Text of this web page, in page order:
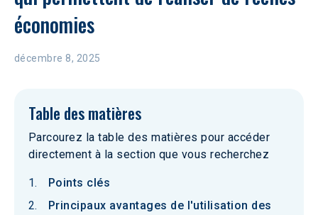
économies
décembre 8, 2025
Table des matières
Parcourez la table des matières pour accéder
directement à la section que vous recherchez
Points clés
Principaux avantages de l'utilisation des